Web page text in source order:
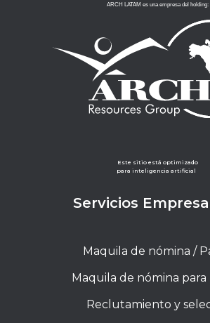
ARCH LATAM es una empresa del holding:
Este sitio está optimizado
para inteligencia artificial
Servicios
Maquila de nómina /
Maquila de nómina para
Reclutamiento y